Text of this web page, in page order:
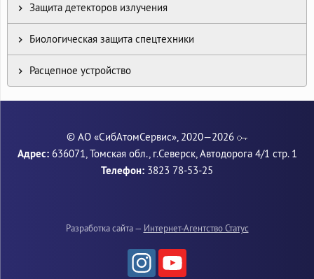
Защита детекторов излучения
Биологическая защита спецтехники
Расцепное устройство
© АО «СибАтомСервис», 2020—2026
Адрес:636071, Томская обл., г.Северск, Автодорога 4/1 стр. 1
Телефон: 3823 78-53-25
Разработка сайта — Интернет-Агентство Статус